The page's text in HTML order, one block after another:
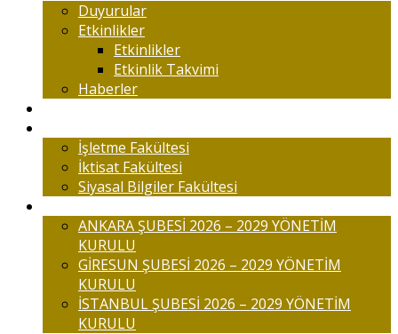
Duyurular
Etkinlikler
Etkinlikler
Etkinlik Takvimi
Haberler
İşletme Fakültesi
İktisat Fakültesi
Siyasal Bilgiler Fakültesi
ANKARA ŞUBESİ 2026 – 2029 YÖNETİM
KURULU
GİRESUN ŞUBESİ 2026 – 2029 YÖNETİM
KURULU
İSTANBUL ŞUBESİ 2026 – 2029 YÖNETİM
KURULU